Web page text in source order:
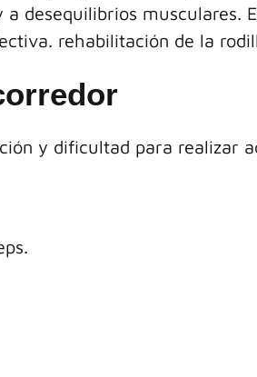
desequilibrios musculares.
rehabilitación de la
y dificultad para realizar